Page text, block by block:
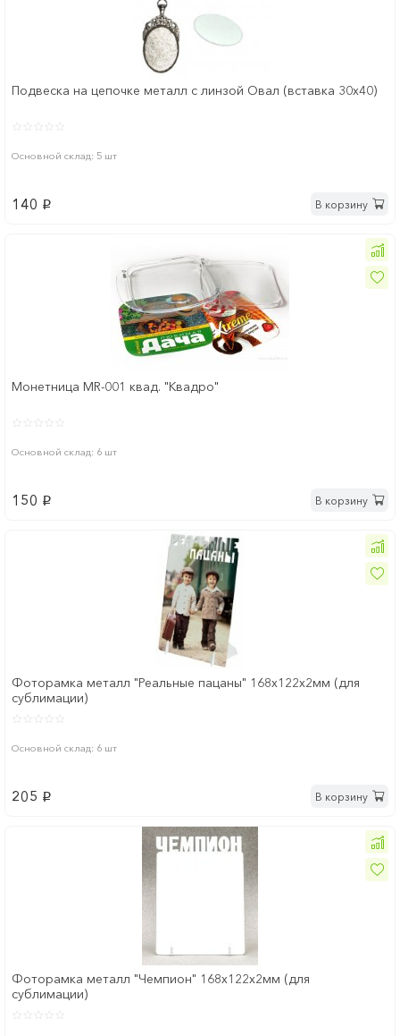
Подвеска на цепочке металл с линзой Овал (вставка 30х40)
Основной склад: 5 шт
140 p В корзину
Монетница MR-001 квад. "Квадро"
Основной склад: 6 шт
150 p В корзину
Фоторамка металл "Реальные пацаны" 168x122х2мм (для
сублимации)
Основной склад: 6 шт
205 p В корзину
Фоторамка металл "Чемпион" 168x122х2мм (для
сублимации)